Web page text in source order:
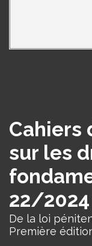
Cahiers
sur les
22/2024
De la loi
Première